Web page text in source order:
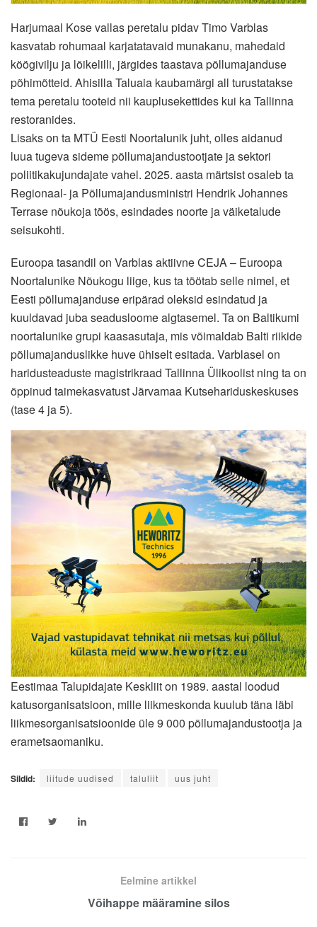
Harjumaal Kose vallas peretalu pidav Timo Varblas
kasvatab rohumaal karjatatavaid munakanu, mahedaid
köögivilju ja lõikelilli, järgides taastava põllumajanduse
põhimõtteid. Ahisilla Taluaia kaubamärgi all turustatakse
tema peretalu tooteid nii kauplusekettides kui ka Tallinna
restoranides.
Lisaks on ta MTÜ Eesti Noortalunik juht, olles aidanud
luua tugeva sideme põllumajandustootjate ja sektori
poliitikakujundajate vahel. 2025. aasta märtsist osaleb ta
Regionaal- ja Põllumajandusministri Hendrik Johannes
Terrase nõukoja töös, esindades noorte ja väiketalude
seisukohti.
Euroopa tasandil on Varblas aktiivne CEJA – Euroopa
Noortalunike Nõukogu liige, kus ta töötab selle nimel, et
Eesti põllumajanduse eripärad oleksid esindatud ja
kuuldavad juba seadusloome algtasemel. Ta on Baltikumi
noortalunike grupi kaasasutaja, mis võimaldab Balti riikide
põllumajanduslikke huve ühiselt esitada. Varblasel on
haridusteaduste magistrikraad Tallinna Ülikoolist ning ta on
õppinud taimekasvatust Järvamaa Kutsehariduskeskuses
(tase 4 ja 5).
Eestimaa Talupidajate Keskliit on 1989. aastal loodud
katusorganisatsioon, mille liikmeskonda kuulub täna läbi
liikmesorganisatsioonide üle 9 000 põllumajandustootja ja
erametsaomaniku.
Sildid: liitude uudised taluliit uus juht
Eelmine artikkel
Võihappe määramine silos